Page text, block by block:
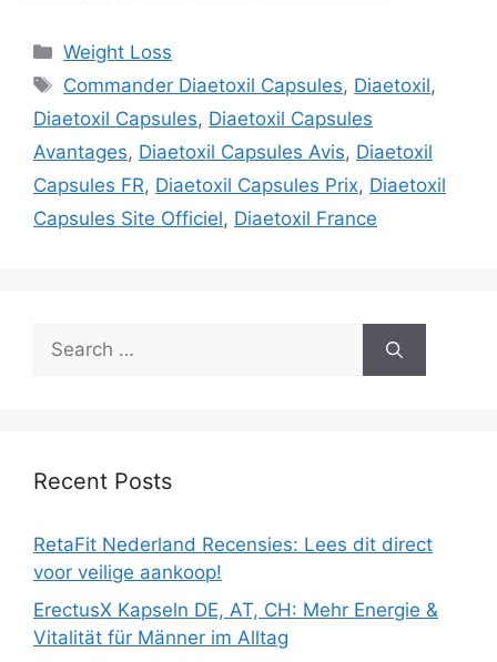
Categories
Weight Loss
Tags
Commander Diaetoxil Capsules, Diaetoxil,
Diaetoxil Capsules, Diaetoxil Capsules
Avantages, Diaetoxil Capsules Avis, Diaetoxil
Capsules FR, Diaetoxil Capsules Prix, Diaetoxil
Capsules Site Officiel, Diaetoxil France
Search
for:
Recent Posts
RetaFit Nederland Recensies: Lees dit direct
voor veilige aankoop!
ErectusX Kapseln DE, AT, CH: Mehr Energie &
Vitalität für Männer im Alltag